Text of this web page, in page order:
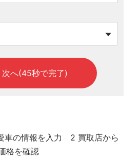
次へ(45秒で完了)